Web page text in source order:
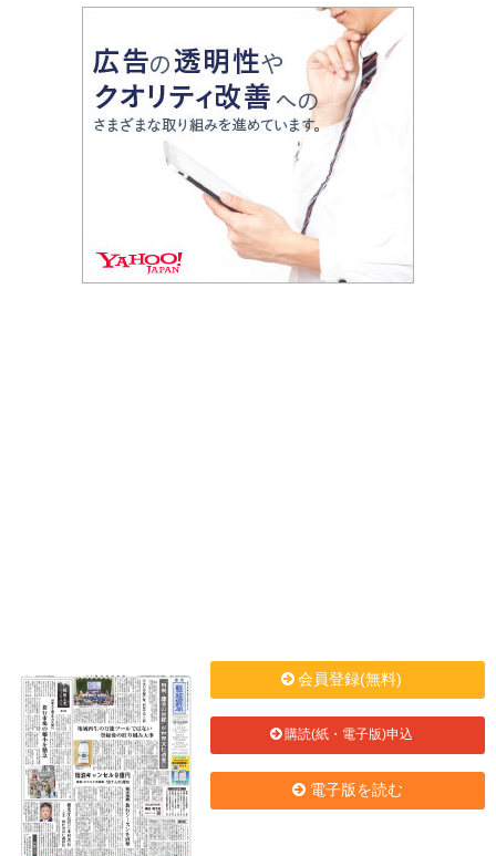
会員登録(無料)
購読(紙・電子版)申込
電子版を読む